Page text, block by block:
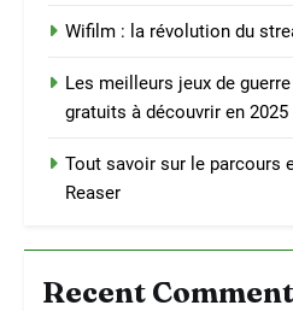
Wifilm : la révolution du
Les meilleurs jeux de
gratuits à découvrir en 2025
Tout savoir sur le parcours
Reaser
Recent